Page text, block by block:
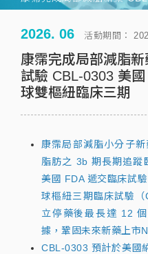
2026. 06 活動期間：
康霈完成局部減脂
試驗 CBL-0303 美
球雙樞紐臨床三期
康霈局部減脂小分子
脂肪之 3b 期長期追蹤
美國 FDA 遞交臨床試
球樞紐三期臨床試驗
立停藥後最長達 12
據，鞏固未來新藥上市
CBL-0303 預計於美國